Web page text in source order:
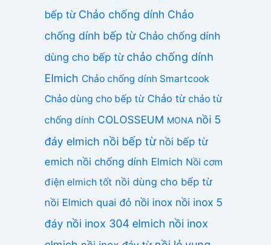
bếp từ Chảo chống dính Chảo
chống dính bếp từ Chảo chống dính
dùng cho bếp từ chảo chống dính
Elmich Chảo chống dính Smartcook
Chảo dùng cho bếp từ Chảo từ chảo từ
chống dính COLOSSEUM MONA nồi 5
đáy elmich nồi bếp từ nồi bếp từ
emich nồi chống dính Elmich Nồi cơm
điện elmich tốt nồi dùng cho bếp từ
nồi Elmich quai đỏ nồi inox nồi inox 5
đáy nồi inox 304 elmich nồi inox